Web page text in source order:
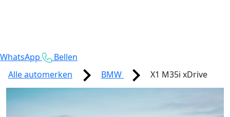
WhatsApp
Bellen
Alle automerken
BMW X1 M35i xDrive